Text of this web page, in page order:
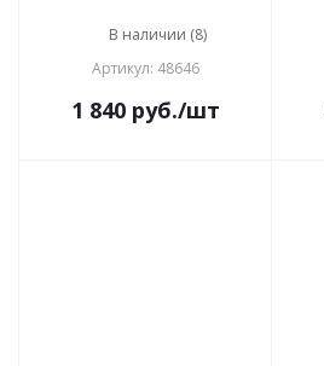
В наличии (8)
Артикул: 48646
1 840руб./шт